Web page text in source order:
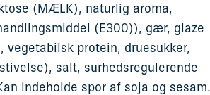
(MÆLK), naturlig aroma,
(E300)), gær, glaze
vegetabilsk protein, druesukker,
salt, surhedsregulerende
indeholde spor af soja og sesam.